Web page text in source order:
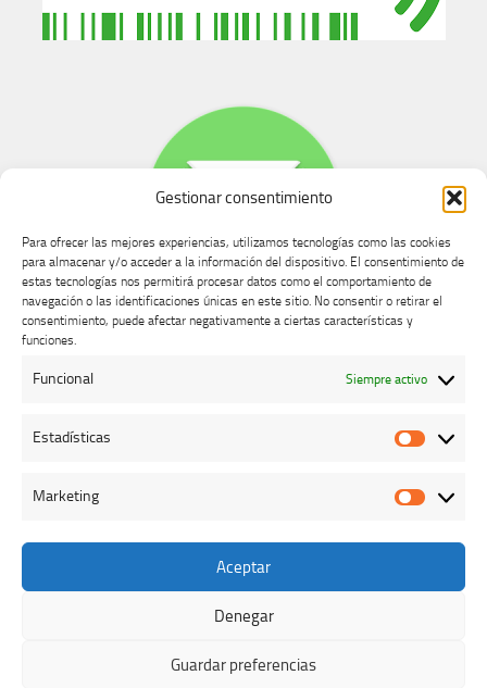
Gestionar consentimiento
Para ofrecer las mejores experiencias, utilizamos tecnologías como las cookies
para almacenar y/o acceder a la información del dispositivo. El consentimiento de
estas tecnologías nos permitirá procesar datos como el comportamiento de
navegación o las identificaciones únicas en este sitio. No consentir o retirar el
consentimiento, puede afectar negativamente a ciertas características y
funciones.
Funcional Siempre activo
Estadísticas
Marketing
Aceptar
Denegar
Guardar preferencias
Buzón de dudas, quejas y sugerencias
Colegio Oficial de Veterinarios de Cáceres © 2026. Todos los
- Diseñado con el